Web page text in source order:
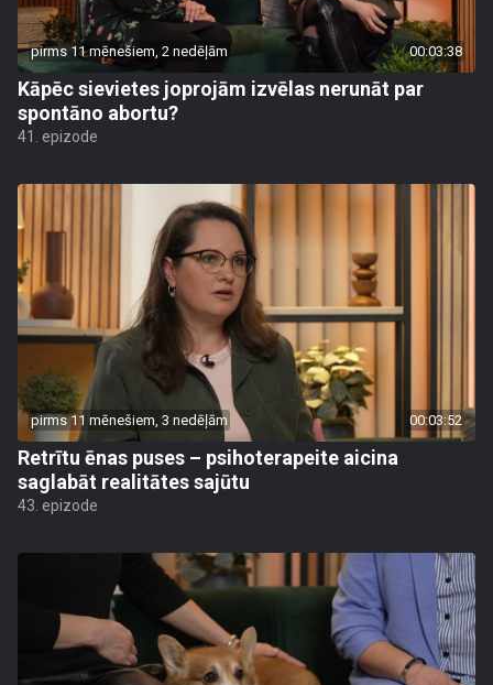
pirms 11 mēnešiem, 2 nedēļām 00:03:38
Kāpēc sievietes joprojām izvēlas nerunāt par
spontāno abortu?
41. epizode
pirms 11 mēnešiem, 3 nedēļām 00:03:52
Retrītu ēnas puses – psihoterapeite aicina
saglabāt realitātes sajūtu
43. epizode